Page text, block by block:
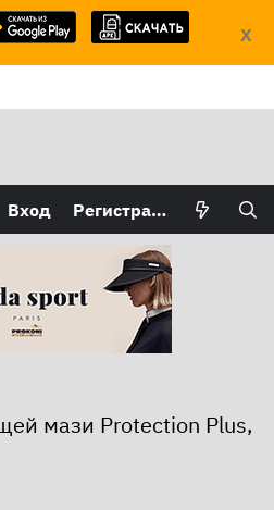
X
Вход Регистрация
мази Protection Plus,